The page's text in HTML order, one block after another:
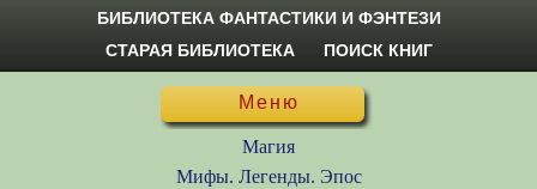
БИБЛИОТЕКА ФАНТАСТИКИ И ФЭНТЕЗИ
СТАРАЯ БИБЛИОТЕКА
ПОИСК КНИГ
Меню
Магия
Мифы. Легенды. Эпос